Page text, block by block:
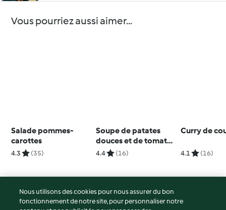
Vous pourriez aussi aimer...
Salade pommes-
carottes
4.3 (35)
Soupe de patates
douces et de tomates
et croûtons au curry
4.4 (16)
Curry de
4.1 (16)
© Copyright 2026
Nous utilisons des cookies pour nous assurer du bon
fonctionnement de notre site, pour personnaliser notre